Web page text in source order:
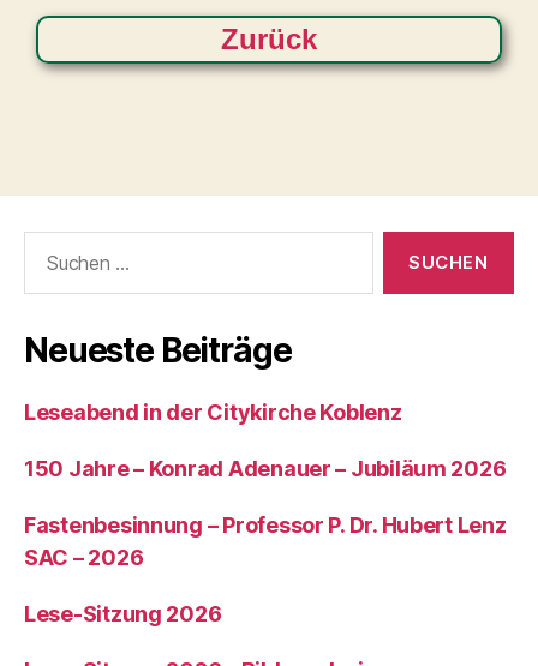
Zurück
Neueste Beiträge
Leseabend in der Citykirche Koblenz
150 Jahre – Konrad Adenauer – Jubiläum 2026
Fastenbesinnung – Professor P. Dr. Hubert Lenz
SAC – 2026
Lese-Sitzung 2026